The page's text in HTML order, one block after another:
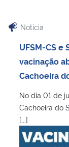
Notícia
UFSM-CS e
vacinação
Cachoeira
No dia 01 de
Cachoeira do
[...]